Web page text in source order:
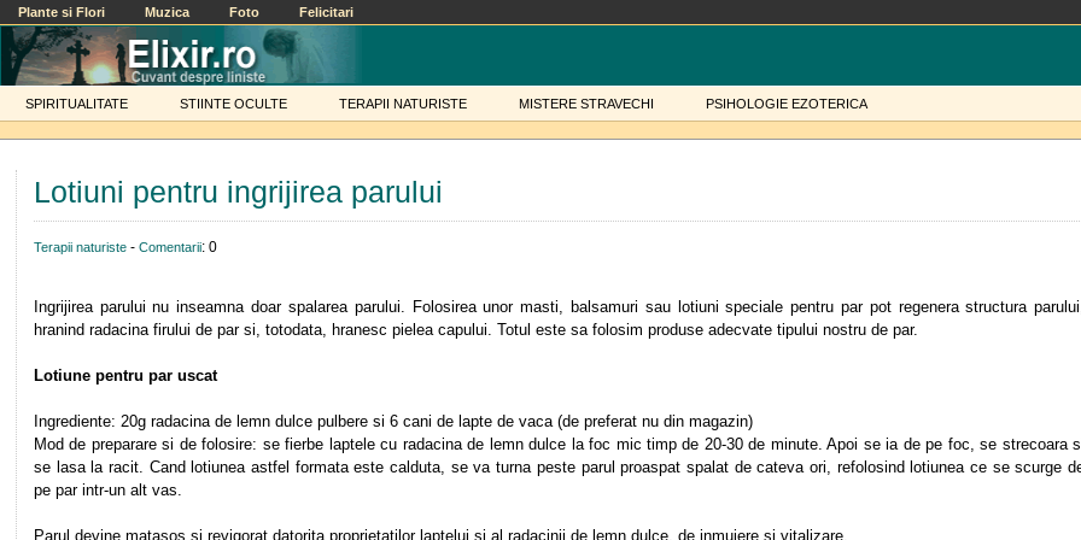
Plante si Flori Muzica Foto Felicitari
SPIRITUALITATE STIINTE OCULTE TERAPII NATURISTE MISTERE STRAVECHI PSIHOLOGIE EZOTERICA
Lotiuni pentru ingrijirea parului
Terapii naturiste- Comentarii: 0
Ingrijirea parului nu inseamna doar spalarea parului. Folosirea unor masti, balsamuri sau lotiuni speciale pentru par pot regenera structura parului,
hranind radacina firului de par si, totodata, hranesc pielea capului. Totul este sa folosim produse adecvate tipului nostru de par.
Lotiune pentru par uscat
Ingrediente: 20g radacina de lemn dulce pulbere si 6 cani de lapte de vaca (de preferat nu din magazin)
Mod de preparare si de folosire: se fierbe laptele cu radacina de lemn dulce la foc mic timp de 20-30 de minute. Apoi se ia de pe foc, se strecoara
se lasa la racit. Cand lotiunea astfel formata este calduta, se va turna peste parul proaspat spalat de cateva ori, refolosind lotiunea ce se scurge
pe par intr-un alt vas.
Parul devine matasos si revigorat datorita proprietatilor laptelui si al radacinii de lemn dulce, de inmuiere si vitalizare.